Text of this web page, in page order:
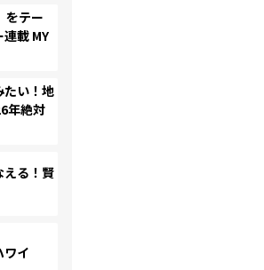
をテー
載 MY
たい！地
年絶対
える！賢
イ